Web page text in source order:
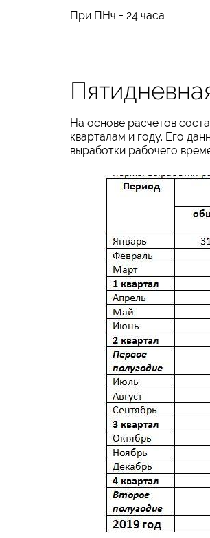
При ПНч = 24 часа
На основе расчетов
кварталам и году. Его
выработки рабочего